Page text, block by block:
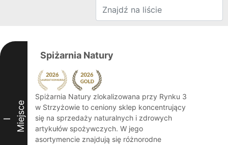
I Miejsce
Spiżarnia Natury
Spiżarnia Natury zlokalizowana przy Rynku 3
w Strzyżowie to ceniony sklep koncentrujący
się na sprzedaży naturalnych i zdrowych
artykułów spożywczych. W jego
asortymencie znajdują się różnorodne